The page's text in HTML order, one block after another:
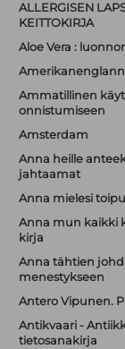
ALLERGISEN
KEITTOKIRJA
Aloe Vera :
Ammatillinen
onnistumiseen
Amsterdam
Anna heille
jahtaamat
Anna mielesi
Anna mun kaikki
kirja
Anna tähtien
menestykseen
Antero Vipunen.
Antikvaari -
tietosanakirja